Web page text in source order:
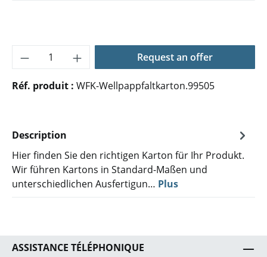
Quantité de produit : Entrez la
Request an offer
Réf. produit : WFK-Wellpappfaltkarton.99505
Description
Hier finden Sie den richtigen Karton für Ihr Produkt.
Wir führen Kartons in Standard-Maßen und
unterschiedlichen Ausfertigun… Plus
ASSISTANCE TÉLÉPHONIQUE